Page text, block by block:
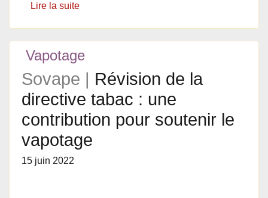
Lire la suite
Vapotage
Sovape | Révision de la
directive tabac : une
contribution pour soutenir le
vapotage
15 juin 2022